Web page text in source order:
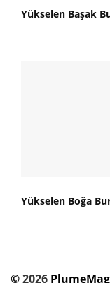
Yükselen Başak
Yükselen Boğa
©2026 PlumeMag